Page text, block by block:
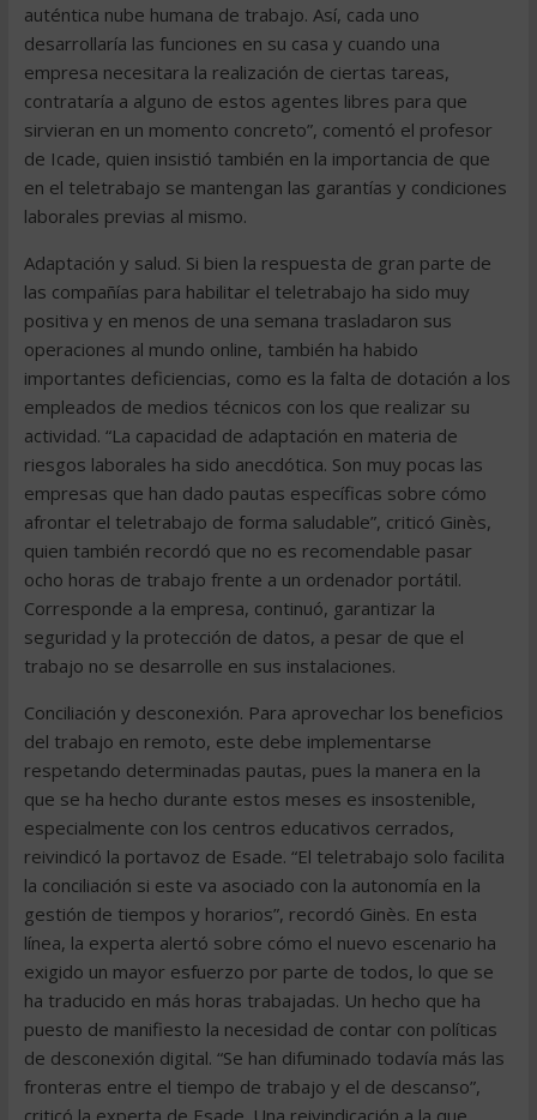
auténtica nube humana de trabajo. Así, cada uno
desarrollaría las funciones en su casa y cuando una
empresa necesitara la realización de ciertas tareas,
contrataría a alguno de estos agentes libres para que
sirvieran en un momento concreto”, comentó el profesor
de Icade, quien insistió también en la importancia de que
en el teletrabajo se mantengan las garantías y condiciones
laborales previas al mismo.
Adaptación y salud. Si bien la respuesta de gran parte de
las compañías para habilitar el teletrabajo ha sido muy
positiva y en menos de una semana trasladaron sus
operaciones al mundo online, también ha habido
importantes deficiencias, como es la falta de dotación a los
empleados de medios técnicos con los que realizar su
actividad. “La capacidad de adaptación en materia de
riesgos laborales ha sido anecdótica. Son muy pocas las
empresas que han dado pautas específicas sobre cómo
afrontar el teletrabajo de forma saludable”, criticó Ginès,
quien también recordó que no es recomendable pasar
ocho horas de trabajo frente a un ordenador portátil.
Corresponde a la empresa, continuó, garantizar la
seguridad y la protección de datos, a pesar de que el
trabajo no se desarrolle en sus instalaciones.
Conciliación y desconexión. Para aprovechar los beneficios
del trabajo en remoto, este debe implementarse
respetando determinadas pautas, pues la manera en la
que se ha hecho durante estos meses es insostenible,
especialmente con los centros educativos cerrados,
reivindicó la portavoz de Esade. “El teletrabajo solo facilita
la conciliación si este va asociado con la autonomía en la
gestión de tiempos y horarios”, recordó Ginès. En esta
línea, la experta alertó sobre cómo el nuevo escenario ha
exigido un mayor esfuerzo por parte de todos, lo que se
ha traducido en más horas trabajadas. Un hecho que ha
puesto de manifiesto la necesidad de contar con políticas
de desconexión digital. “Se han difuminado todavía más las
fronteras entre el tiempo de trabajo y el de descanso”,
criticó la experta de Esade. Una reivindicación a la que